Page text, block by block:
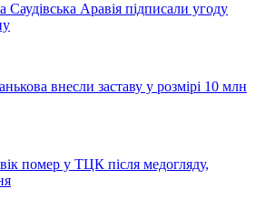
Аравія підписали угоду
внесли заставу у розмірі 10 млн
помер у ТЦК після медогляду,